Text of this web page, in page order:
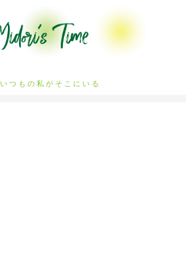
い つ も の 私 が そ こ に い る